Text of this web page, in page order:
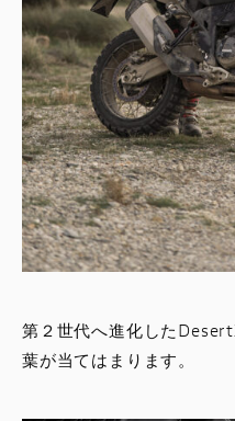
第２世代へ進化した
葉が当てはまります。